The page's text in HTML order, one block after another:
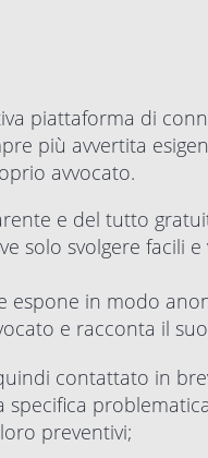
piattaforma di
più avvertita
avvocato.
e del tutto
solo svolgere facili
espone in modo
e racconta il
contattato in
preventivi;